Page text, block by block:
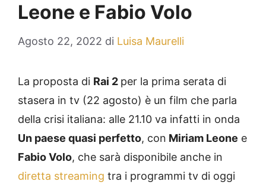
Leone e Fabio Volo
Agosto 22, 2022 di Luisa Maurelli
La proposta di Rai 2 per la prima serata di
stasera in tv (22 agosto) è un film che parla
della crisi italiana: alle 21.10 va infatti in onda
Un paese quasi perfetto, con Miriam Leone e
Fabio Volo, che sarà disponibile anche in
diretta streaming tra i programmi tv di oggi